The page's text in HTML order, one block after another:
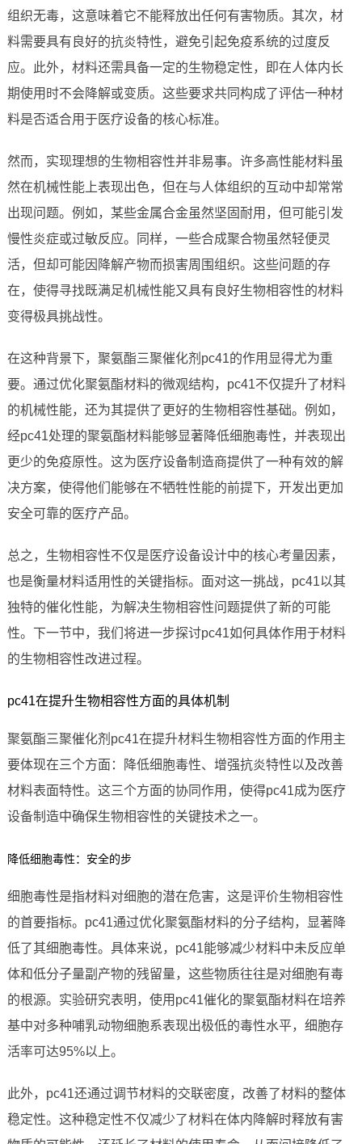
组织无毒，这意味着它不能释放出任何有害物质。其次，材
料需要具有良好的抗炎特性，避免引起免疫系统的过度反
应。此外，材料还需具备一定的生物稳定性，即在人体内长
期使用时不会降解或变质。这些要求共同构成了评估一种材
料是否适合用于医疗设备的核心标准。
然而，实现理想的生物相容性并非易事。许多高性能材料虽
然在机械性能上表现出色，但在与人体组织的互动中却常常
出现问题。例如，某些金属合金虽然坚固耐用，但可能引发
慢性炎症或过敏反应。同样，一些合成聚合物虽然轻便灵
活，但却可能因降解产物而损害周围组织。这些问题的存
在，使得寻找既满足机械性能又具有良好生物相容性的材料
变得极具挑战性。
在这种背景下，聚氨酯三聚催化剂pc41的作用显得尤为重
要。通过优化聚氨酯材料的微观结构，pc41不仅提升了材料
的机械性能，还为其提供了更好的生物相容性基础。例如，
经pc41处理的聚氨酯材料能够显著降低细胞毒性，并表现出
更少的免疫原性。这为医疗设备制造商提供了一种有效的解
决方案，使得他们能够在不牺牲性能的前提下，开发出更加
安全可靠的医疗产品。
总之，生物相容性不仅是医疗设备设计中的核心考量因素，
也是衡量材料适用性的关键指标。面对这一挑战，pc41以其
独特的催化性能，为解决生物相容性问题提供了新的可能
性。下一节中，我们将进一步探讨pc41如何具体作用于材料
的生物相容性改进过程。
pc41在提升生物相容性方面的具体机制
聚氨酯三聚催化剂pc41在提升材料生物相容性方面的作用主
要体现在三个方面：降低细胞毒性、增强抗炎特性以及改善
材料表面特性。这三个方面的协同作用，使得pc41成为医疗
设备制造中确保生物相容性的关键技术之一。
降低细胞毒性：安全的步
细胞毒性是指材料对细胞的潜在危害，这是评价生物相容性
的首要指标。pc41通过优化聚氨酯材料的分子结构，显著降
低了其细胞毒性。具体来说，pc41能够减少材料中未反应单
体和低分子量副产物的残留量，这些物质往往是对细胞有毒
的根源。实验研究表明，使用pc41催化的聚氨酯材料在培养
基中对多种哺乳动物细胞系表现出极低的毒性水平，细胞存
活率可达95%以上。
此外，pc41还通过调节材料的交联密度，改善了材料的整体
稳定性。这种稳定性不仅减少了材料在体内降解时释放有害